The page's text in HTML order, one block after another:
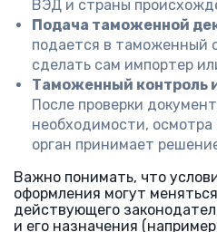
ВЭД и страны
Подача таможенной
подается в таможенный
сделать сам импортер
Таможенный контроль
После проверки
необходимости,
орган принимает
Важно понимать, что
оформления могут
действующего
и его назначения